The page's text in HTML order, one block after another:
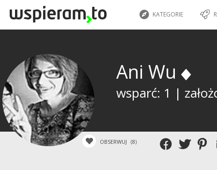
KATEGORIE
Ani Wu
wsparć: 1 |
OBSERWUJ (8)